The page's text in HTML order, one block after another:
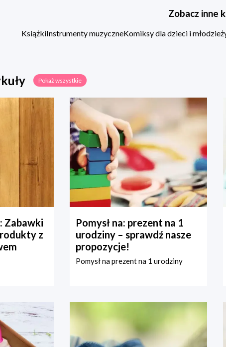
Zobacz inne
KsiążkiInstrumenty muzyczneKomiksy dla dzieci i
Pokaż wszystkie
Zabawki
z
Pomysł na: prezent na 1
urodziny – sprawdź nasze
propozycje!
Pomysł na prezent na 1 urodziny